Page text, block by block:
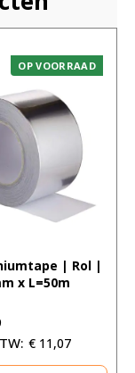
OP VOORRAAD
| Rol |
x L=50m
€ 11,07